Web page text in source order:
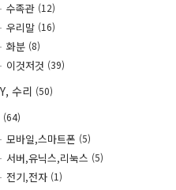
수족관 (12)
우리말 (16)
화분 (8)
이것저것 (39)
수리 (50)
(64)
모바일,스마트폰 (5)
서버,유닉스,리눅스 (5)
전기,전자 (1)